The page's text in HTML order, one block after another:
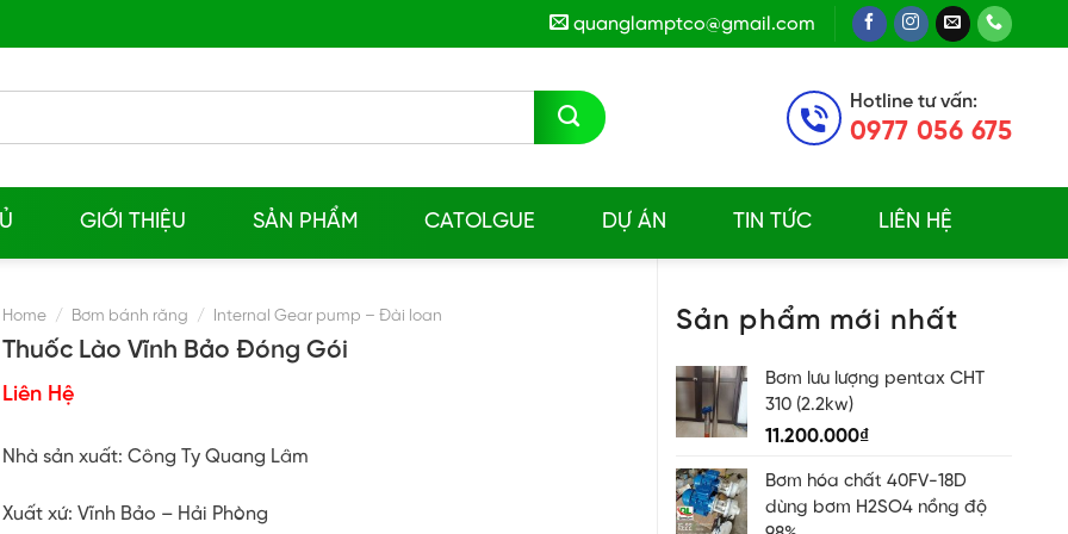
quanglamptco@gmail.com
Hotline tư vấn:
0977 056 675
GIỚI THIỆU SẢN PHẨM CATOLGUE DỰ ÁN TIN TỨC LIÊN HỆ
Sản phẩm mới nhất
Bơm lưu lượng pentax CHT
310 (2.2kw)
11.200.000₫
Bơm hóa chất 40FV-18D
dùng bơm H2SO4 nồng độ
Home / Bơm bánh răng / Internal Gear pump – Đài loan
Thuốc Lào Vĩnh Bảo Đóng Gói
Liên Hệ
Nhà sản xuất: Công Ty Quang Lâm
Xuất xứ: Vĩnh Bảo – Hải Phòng